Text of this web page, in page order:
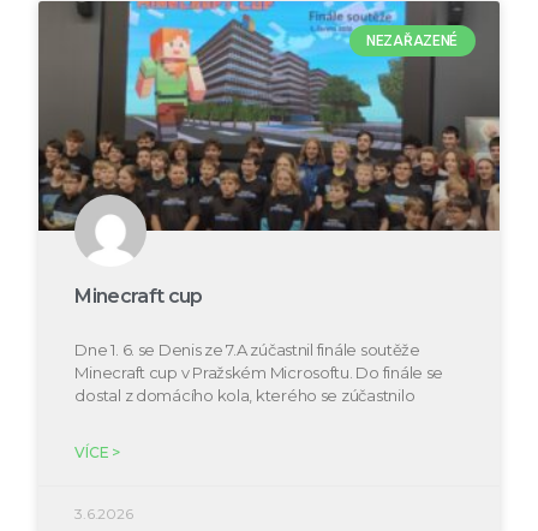
NEZAŘAZENÉ
Minecraft cup
Dne 1. 6. se Denis ze 7.A zúčastnil finále soutěže
Minecraft cup v Pražském Microsoftu. Do finále se
dostal z domácího kola, kterého se zúčastnilo
VÍCE >
3.6.2026